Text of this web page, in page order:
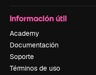
Información útil
Academy
Documentación
Soporte
Términos de uso